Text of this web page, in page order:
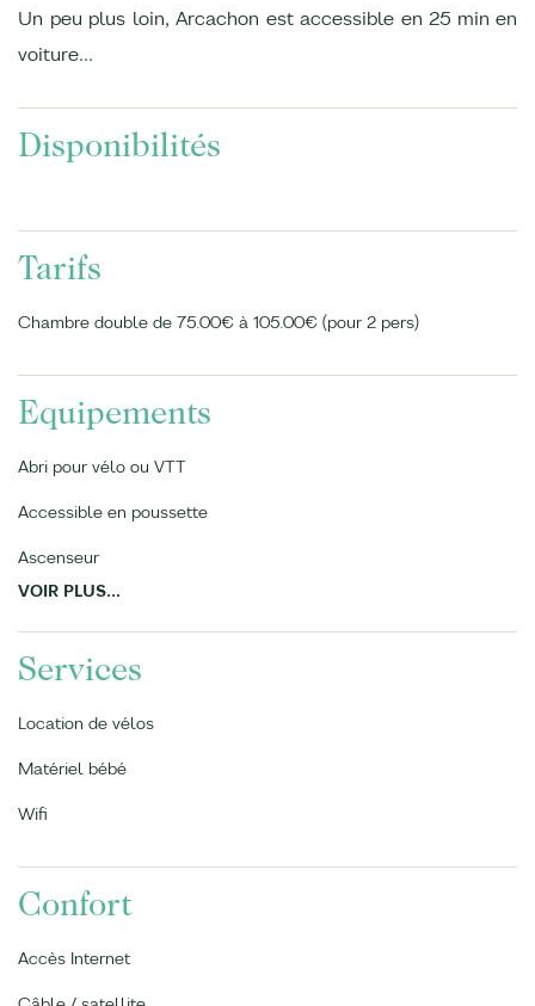
Un peu plus loin, Arcachon est accessible en 25 min en
voiture…
Disponibilités
Tarifs
Chambre double de 75.00€ à 105.00€ (pour 2 pers)
Equipements
Abri pour vélo ou VTT
Accessible en poussette
Ascenseur
VOIR PLUS...
Services
Location de vélos
Matériel bébé
Wifi
Confort
Accès Internet